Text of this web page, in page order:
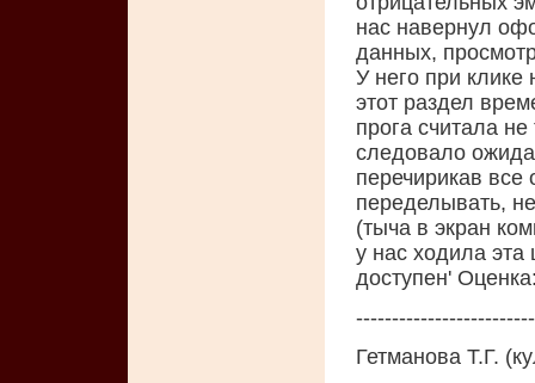
нас навернул
данных,
У него при клике
этот раздел
прога считала
следовало
перечирикав
переделывать,
(тыча в экран
у нас ходила эта
доступен'
Гетманова Т.Г.